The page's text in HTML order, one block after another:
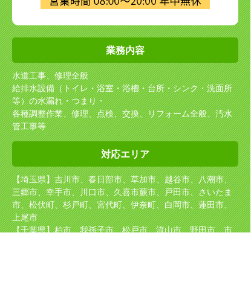
業務内容
水道工事、修理全般
給排水設備（トイレ・浴室・浴槽・台所・シンク・洗面所
等）の水漏れ・つまり・
各種調整作業、修理、点検、交換、リフォーム全般、汚水
管工事等
対応エリア
【埼玉県】吉川市、春日部市、草加市、越谷市、八潮市、
三郷市、幸手市、川口市、久喜市蕨市、戸田市、さいたま
市、松伏町、杉戸町、宮代町、伊奈町、白岡市、蓮田市、
上尾市
【千葉県】柏市、我孫子市、松戸市、流山市、野田市、市